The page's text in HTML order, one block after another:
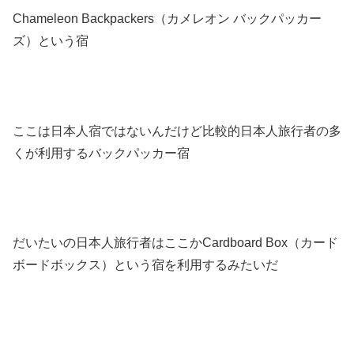
Chameleon Backpackers（カメレオン バックパッカー
ズ）という宿
ここは日本人宿ではないんだけど比較的日本人旅行者の多
くが利用するバックパッカー宿
だいたいの日本人旅行者はここかCardboard Box（カード
ボードボックス）という宿を利用するみたいだ